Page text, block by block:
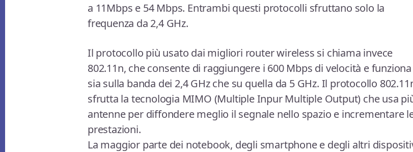
a 11Mbps e 54 Mbps. Entrambi questi protocolli sfruttano solo la
frequenza da 2,4 GHz.
Il protocollo più usato dai migliori router wireless si chiama invece
802.11n, che consente di raggiungere i 600 Mbps di velocità e funziona
sia sulla banda dei 2,4 GHz che su quella da 5 GHz. Il protocollo
sfrutta la tecnologia MIMO (Multiple Inpur Multiple Output) che usa
antenne per diffondere meglio il segnale nello spazio e incrementare
prestazioni.
La maggior parte dei notebook, degli smartphone e degli altri